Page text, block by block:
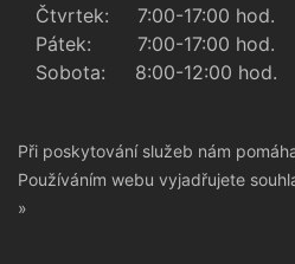
Čtvrtek:
Pátek:
Sobota:
7:00-17:00 hod.
7:00-17:00 hod.
8:00-12:00 hod.
Při poskytování služeb nám
Používáním webu vyjadřujete
»